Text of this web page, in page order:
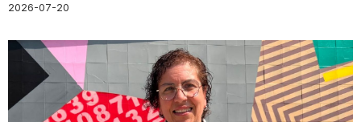
2026-07-20